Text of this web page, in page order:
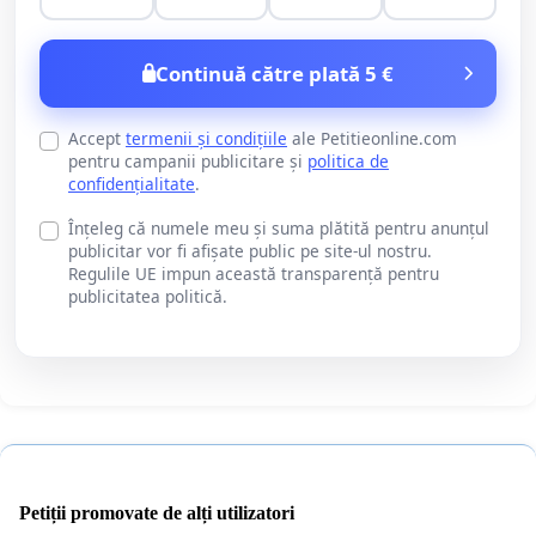
Continuă către plată 5 €
Accept termenii și condițiile ale Petitieonline.com
pentru campanii publicitare și politica de
confidențialitate.
Înțeleg că numele meu și suma plătită pentru anunțul
publicitar vor fi afișate public pe site-ul nostru.
Regulile UE impun această transparență pentru
publicitatea politică.
Petiții promovate de alți utilizatori